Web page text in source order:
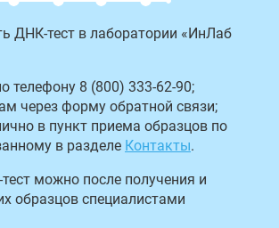
ДНК-тест в лаборатории «ИнЛаб
телефону 8 (800) 333-62-90;
через форму обратной связи;
в пункт приема образцов по
в разделе Контакты.
можно после получения и
образцов специалистами